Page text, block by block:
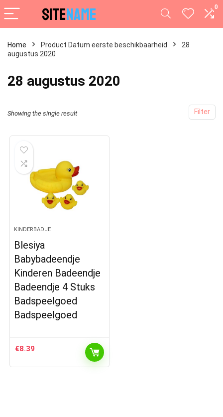
0
Home Product Datum eerste beschikbaarheid
28
augustus 2020
28 augustus 2020
Filter
Showing the single result
KINDERBADJE
Blesiya
Babybadeendje
Kinderen Badeendje
Badeendje 4 Stuks
Badspeelgoed
Badspeelgoed
€8.39
waterafstotend